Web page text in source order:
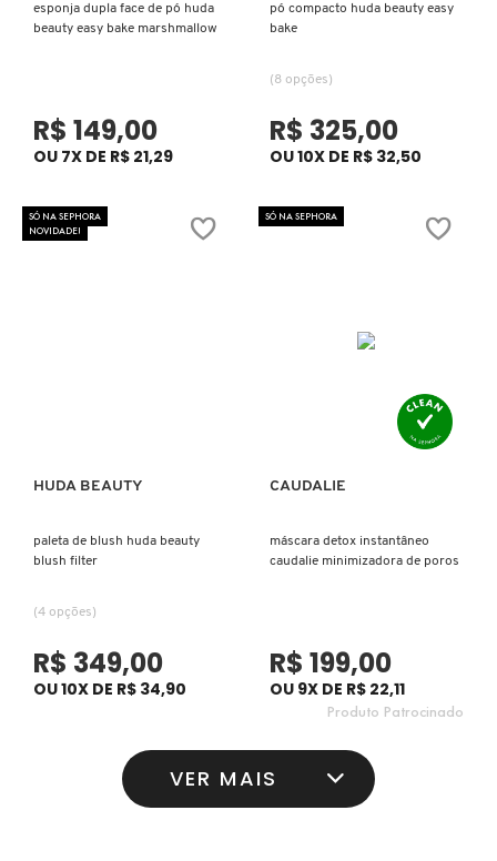
KAYALI
KEUNE
LACES
LACOSTE
LA MER
esponja dupla face de pó huda
beauty easy bake marshmallow
R$ 149,00
OU 7X DE R$ 21,29
pó compacto huda beauty easy
bake
(8 opções)
R$ 325,00
OU 10X DE R$ 32,50
Ver mais
HUDA BEAUTY
paleta de blush huda beauty
blush filter
(4 opções)
R$ 349,00
OU 10X DE R$ 34,90
SÓ NA SEPHORA
NOVIDADE!
Ver mais
CAUDALIE
máscara detox instantâneo
caudalie minimizadora de poros
R$ 199,00
OU 9X DE R$ 22,11
Produto Patrocinado
SÓ NA SEPHORA
VER MAIS